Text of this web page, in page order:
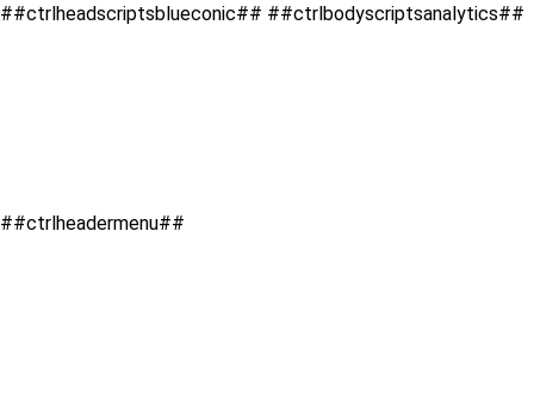
##ctrlheadscriptsblueconic## ##ctrlbodyscriptsanalytics##
##ctrlheadermenu##